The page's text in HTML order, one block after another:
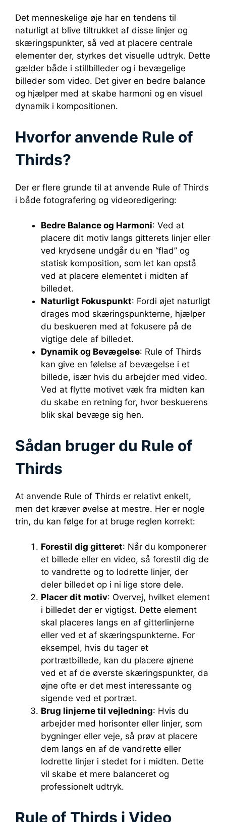
Det menneskelige øje har en tendens til
naturligt at blive tiltrukket af disse linjer og
skæringspunkter, så ved at placere centrale
elementer der, styrkes det visuelle udtryk. Dette
gælder både i stillbilleder og i bevægelige
billeder som video. Det giver en bedre balance
og hjælper med at skabe harmoni og en visuel
dynamik i kompositionen.
Hvorfor anvende Rule of
Thirds?
Der er flere grunde til at anvende Rule of Thirds
i både fotografering og videoredigering:
Bedre Balance og Harmoni: Ved at
placere dit motiv langs gitterets linjer eller
ved krydsene undgår du en “flad” og
statisk komposition, som let kan opstå
ved at placere elementet i midten af
billedet.
Naturligt Fokuspunkt: Fordi øjet naturligt
drages mod skæringspunkterne, hjælper
du beskueren med at fokusere på de
vigtige dele af billedet.
Dynamik og Bevægelse: Rule of Thirds
kan give en følelse af bevægelse i et
billede, især hvis du arbejder med video.
Ved at flytte motivet væk fra midten kan
du skabe en retning for, hvor beskuerens
blik skal bevæge sig hen.
Sådan bruger du Rule of
Thirds
At anvende Rule of Thirds er relativt enkelt,
men det kræver øvelse at mestre. Her er nogle
trin, du kan følge for at bruge reglen korrekt:
Forestil dig gitteret: Når du komponerer
et billede eller en video, så forestil dig de
to vandrette og to lodrette linjer, der
deler billedet op i ni lige store dele.
Placer dit motiv: Overvej, hvilket element
i billedet der er vigtigst. Dette element
skal placeres langs en af gitterlinjerne
eller ved et af skæringspunkterne. For
eksempel, hvis du tager et
portrætbillede, kan du placere øjnene
ved et af de øverste skæringspunkter, da
øjne ofte er det mest interessante og
sigende ved et portræt.
Brug linjerne til vejledning: Hvis du
arbejder med horisonter eller linjer, som
bygninger eller veje, så prøv at placere
dem langs en af de vandrette eller
lodrette linjer i stedet for i midten. Dette
vil skabe et mere balanceret og
professionelt udtryk.
Rule of Thirds i Video